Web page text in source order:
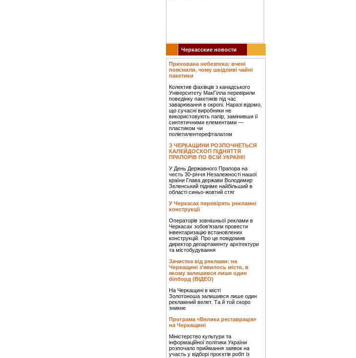
Черкасские новости
Прихована небезпека: вчені
пояснили, чому шкідливі чайні
пакетики
Колектив фахівців з канадського
Університету МакГілла перевірили
поведінку пакетиків під час
заварювання в окропі. Наразі відомо,
що сучасні виробники не
використовують папір, замінивши її
синтетичними елементами —
пластиком чи
поліетилентерефталатом
З ЧЕРКАЩИНИ РОЗПОЧНЕТЬСЯ
КАЛЕЙДОСКОП ПІДНЯТТЯ
ПРАПОРІВ ПО ВСІЙ УКРАЇНІ!
У День Державного Прапора на
честь 30-річчя Незалежності нашої
країни Глава держави Володимир
Зеленський підніме найбільший в
області синьо-жовтий стяг
У Черкасах перевірять рекламні
конструкції
Операторів зовнішньої реклами в
Черкасах зобов’язали провести
інвентаризацію встановлених
конструкцій. Про це повідомив
директор департаменту архітектури
та містобудування
Зачистка від реклами: на
Черкащині з’явилось місто, в
якому залишився лише один
білборд (ВІДЕО)
На Черкащині в місті
Золотоноша залишився лише один
рекламний велет. Та й той скоро
зникне
Програма «Велика реставрація»
на Черкащині
Міністерство культури та
інформаційної політики України
розпочало приймання заявок на
участь у відборі проєктів робіт із